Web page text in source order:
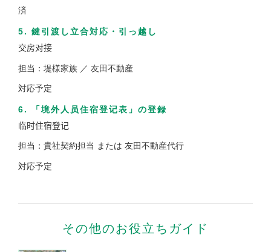
済
5. 鍵引渡し立合対応・引っ越し
交房对接
担当：堤様家族 ／ 友田不動産
対応予定
6. 「境外人员住宿登记表」の登録
临时住宿登记
担当：貴社契約担当 または 友田不動産代行
対応予定
その他のお役立ちガイド